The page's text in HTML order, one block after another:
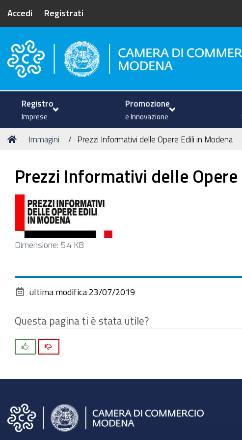
Accedi Registrati
Camera di Commercio di Modena
Registro
Imprese
Promozione
e Innovazione
Tu
Home
Immagini Prezzi Informativi delle Opere Edili in Modena
Prezzi Informativi delle
Clicca
alle
originali…
Dimensione: 5.4 KB
ultima modifica 23/07/2019
Questa pagina ti è stata utile?